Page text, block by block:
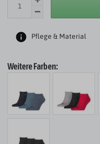
Pflege & Material
Weitere Farben: